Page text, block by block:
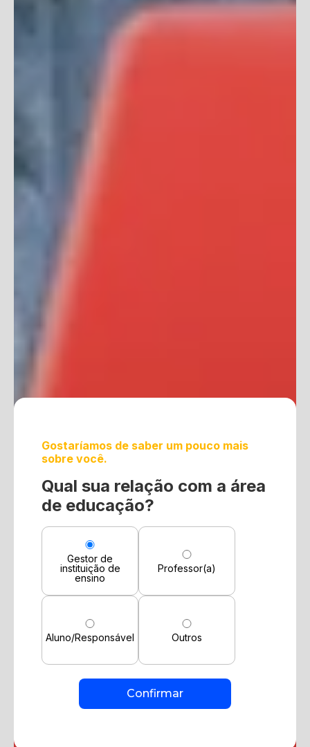
Gostaríamos de saber um pouco mais
sobre você.
Qual sua relação com a área
de educação?
Gestor de
instituição de
ensino
Professor(a)
Aluno/Responsável Outros